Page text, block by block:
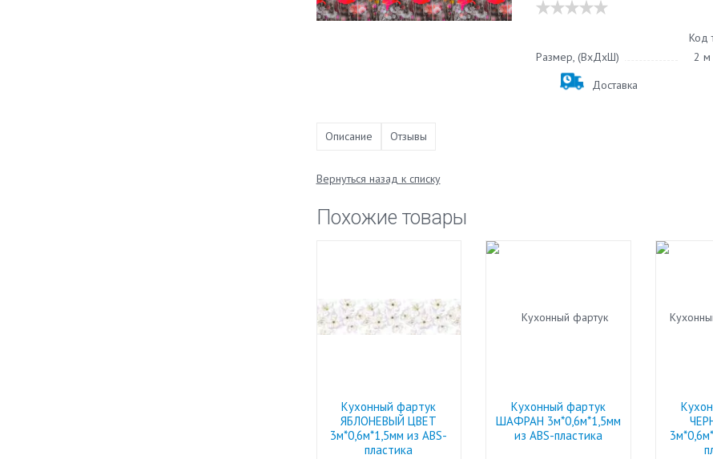
Код
Размер, (ВхДхШ)
2 м
Доставка
Описание Отзывы
Вернуться назад к списку
Похожие товары
Кухонный фартук
ЯБЛОНЕВЫЙ ЦВЕТ
3м*0,6м*1,5мм из ABS-
пластика
Кухонный фартук
ШАФРАН 3м*0,6м*1,5мм
из ABS-пластика